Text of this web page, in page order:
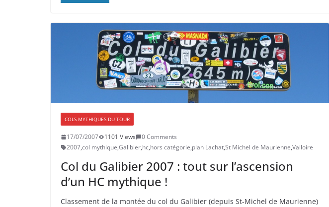
COLS MYTHIQUES DU TOUR
17/07/2007 1101 Views
0 Comments
2007,col mythique,Galibier,hc,hors catégorie,plan Lachat,St Michel de Maurienne,Valloire
Col du Galibier 2007 : tout sur l’ascension
d’un HC mythique !
Classement de la montée du col du Galibier (depuis St-Michel de Maurienne)